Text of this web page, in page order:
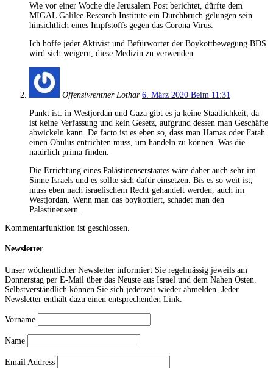
Wie vor einer Woche die Jerusalem Post berichtet, dürfte dem
MIGAL Galilee Research Institute ein Durchbruch gelungen sein
hinsichtlich eines Impfstoffs gegen das Corona Virus.
Ich hoffe jeder Aktivist und Befürworter der Boykottbewegung BDS
wird sich weigern, diese Medizin zu verwenden.
Offensivrentner Lothar 6. März 2020 Beim 11:31
Punkt ist: in Westjordan und Gaza gibt es ja keine Staatlichkeit, da
ist keine Verfassung und kein Gesetz, aufgrund dessen man Geschäfte
abwickeln kann. De facto ist es eben so, dass man Hamas oder Fatah
einen Obulus entrichten muss, um handeln zu können. Was die
natürlich prima finden.
Die Errichtung eines Palästinenserstaates wäre daher auch sehr im
Sinne Israels und es sollte sich dafür einsetzen. Bis es so weit ist,
muss eben nach israelischem Recht gehandelt werden, auch im
Westjordan. Wenn man das boykottiert, schadet man den
Palästinensern.
Kommentarfunktion ist geschlossen.
Newsletter
Unser wöchentlicher Newsletter informiert Sie regelmässig jeweils am
Donnerstag per E-Mail über das Neuste aus Israel und dem Nahen Osten.
Selbstverständlich können Sie sich jederzeit wieder abmelden. Jeder
Newsletter enthält dazu einen entsprechenden Link.
Vorname
Name
Email Address